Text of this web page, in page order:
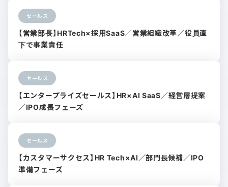
セールス
【営業部長】HRTech×採用SaaS／営業組織改革／役員直
下で事業責任
セールス
【エンタープライズセールス】HR×AI SaaS／経営層提案
／IPO成長フェーズ
セールス
【カスタマーサクセス】HR Tech×AI／部門長候補／IPO
準備フェーズ